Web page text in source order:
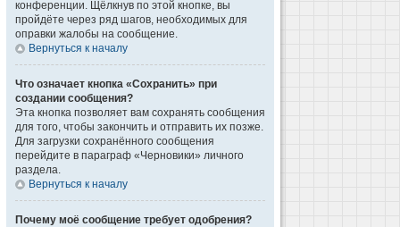
конференции. Щёлкнув по этой кнопке, вы
пройдёте через ряд шагов, необходимых для
оправки жалобы на сообщение.
Вернуться к началу
Что означает кнопка «Сохранить» при
создании сообщения?
Эта кнопка позволяет вам сохранять сообщения
для того, чтобы закончить и отправить их позже.
Для загрузки сохранённого сообщения
перейдите в параграф «Черновики» личного
раздела.
Вернуться к началу
Почему моё сообщение требует одобрения?